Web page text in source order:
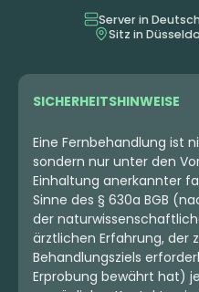
6.73 €
Server in
Sitz in
SICHERHEITSHINWEISE
Eine Fernbehandlung ist
sondern nur unter den
Einhaltung anerkannter
Sinne des § 630a BGB
der
ärztlichen Erfahrung, der
Behandlungsziels
Erprobung bewährt hat)